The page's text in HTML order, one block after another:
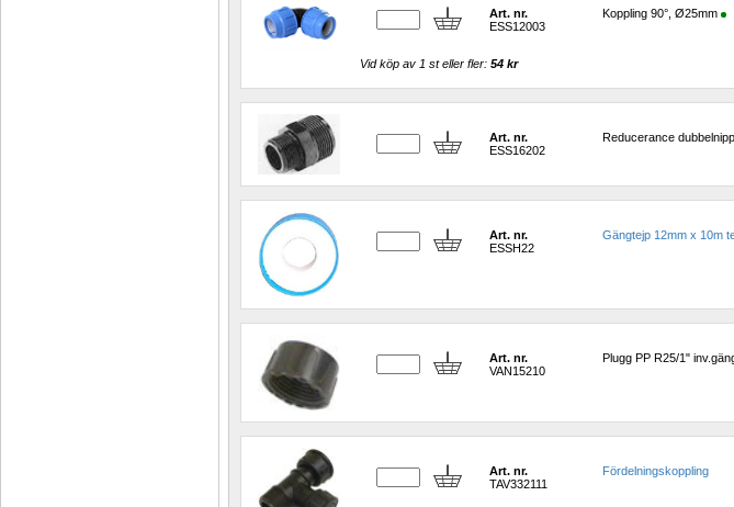
Art. nr.
ESS12003
Koppling 90°, Ø25mm
Vid köp av 1 st eller fler: 54 kr
Art. nr.
ESS16202
Reducerance
Art. nr.
ESSH22
Gängtejp 12mm x 10m
Art. nr.
VAN15210
Plugg PP R25/1"
Art. nr.
TAV332111
Fördelningskoppling